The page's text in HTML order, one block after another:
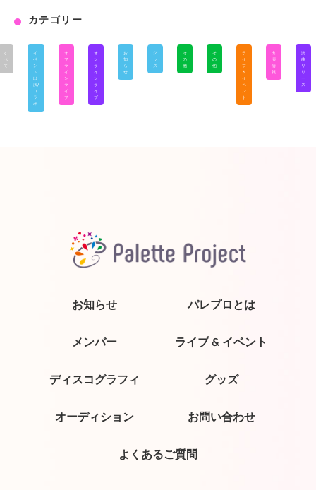
カテゴリー
す
べ
て
イ
ベ
ン
ト
出
演/
コ
ラ
ボ
オ
フ
ラ
イ
ン
ラ
イ
ブ
オ
ン
ラ
イ
ン
ラ
イ
ブ
お
知
ら
せ
グ
ッ
ズ
そ
の
他
そ
の
他
ラ
イ
ブ
＆
イ
ベ
ン
ト
出
演
情
報
楽
曲
リ
リ
ー
ス
お知らせ パレプロとは
メンバー ライブ & イベント
ディスコグラフィ グッズ
オーディション お問い合わせ
よくあるご質問